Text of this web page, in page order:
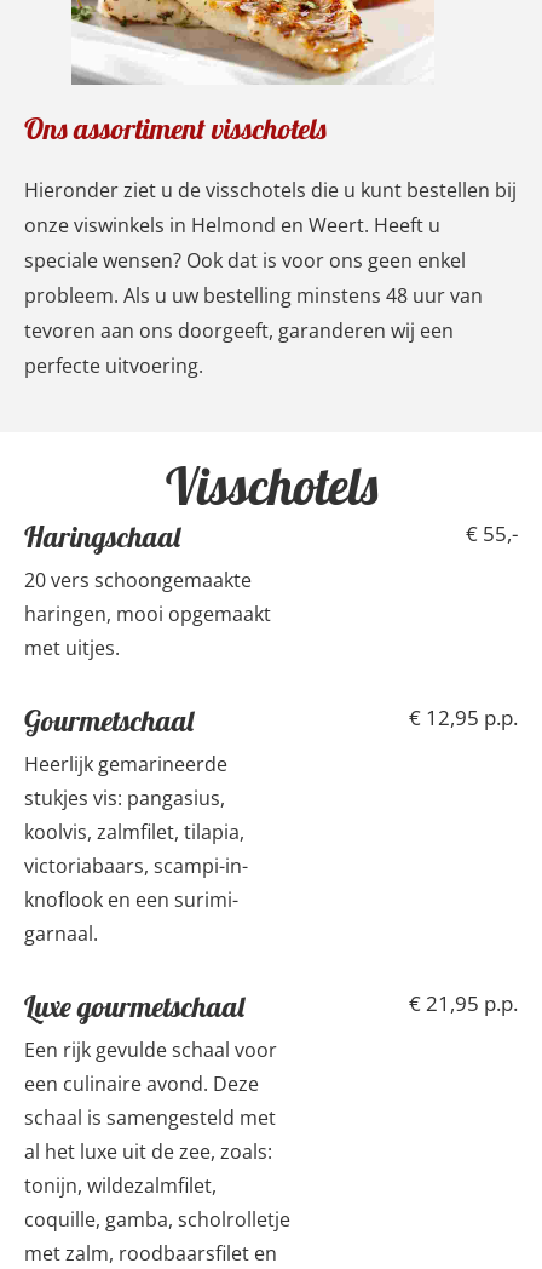
Ons assortiment visschotels
Hieronder ziet u de visschotels die u kunt bestellen bij
onze viswinkels in Helmond en Weert. Heeft u
speciale wensen? Ook dat is voor ons geen enkel
probleem. Als u uw bestelling minstens 48 uur van
tevoren aan ons doorgeeft, garanderen wij een
perfecte uitvoering.
Visschotels
Haringschaal € 55,-
20 vers schoongemaakte
haringen, mooi opgemaakt
met uitjes.
Gourmetschaal € 12,95 p.p.
Heerlijk gemarineerde
stukjes vis: pangasius,
koolvis, zalmfilet, tilapia,
victoriabaars, scampi-in-
knoflook en een surimi-
garnaal.
Luxe gourmetschaal € 21,95 p.p.
Een rijk gevulde schaal voor
een culinaire avond. Deze
schaal is samengesteld met
al het luxe uit de zee, zoals:
tonijn, wildezalmfilet,
coquille, gamba, scholrolletje
met zalm, roodbaarsfilet en